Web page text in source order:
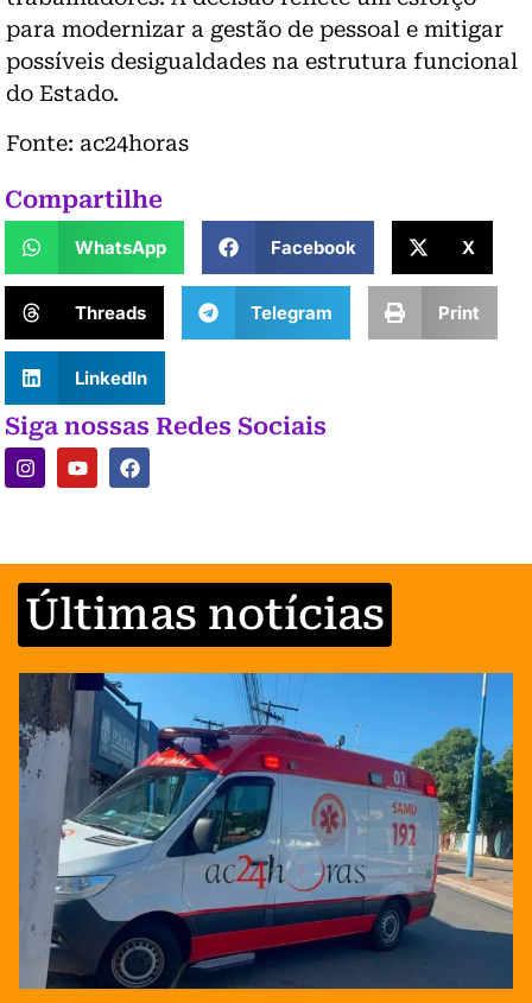
para modernizar a gestão de pessoal e mitigar
possíveis desigualdades na estrutura funcional
do Estado.
Fonte: ac24horas
Compartilhe
WhatsApp Facebook X
Threads Telegram Print
LinkedIn
Siga nossas Redes Sociais
Últimas notícias